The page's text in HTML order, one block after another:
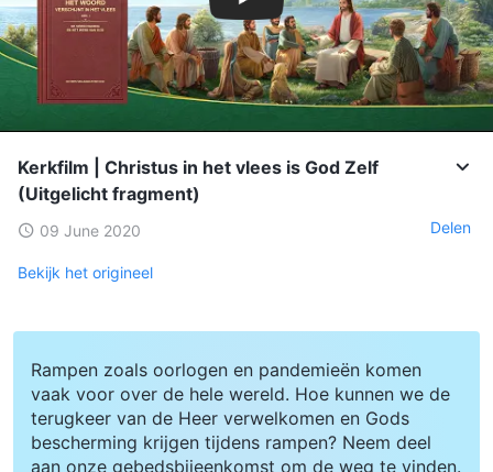
Kerkfilm | Christus in het vlees is God Zelf
(Uitgelicht fragment)
09 June 2020 Delen
Bekijk het origineel
Rampen zoals oorlogen en pandemieën komen
vaak voor over de hele wereld. Hoe kunnen we de
terugkeer van de Heer verwelkomen en Gods
bescherming krijgen tijdens rampen? Neem deel
aan onze gebedsbijeenkomst om de weg te vinden.